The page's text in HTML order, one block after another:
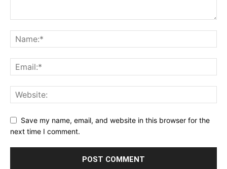
Save my name, email, and website in this browser for the
next time I comment.